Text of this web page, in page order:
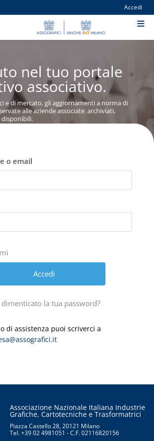
Accedi
nel tuo portale
associativo.
e di mercato, gli aggiornamenti a norma di
alle aziende associate: archiviati,
strumenti per aggiornare velocemente il
o email
dimenticato la tua password?
di assistenza puoi scriverci a
Associazione Nazionale Italiana Industrie
Grafiche, Cartotecniche e Trasformatrici
Piazza Castello 28, 20121 Milano
Tel. +39 02 4981051 - C.F. 02116820156